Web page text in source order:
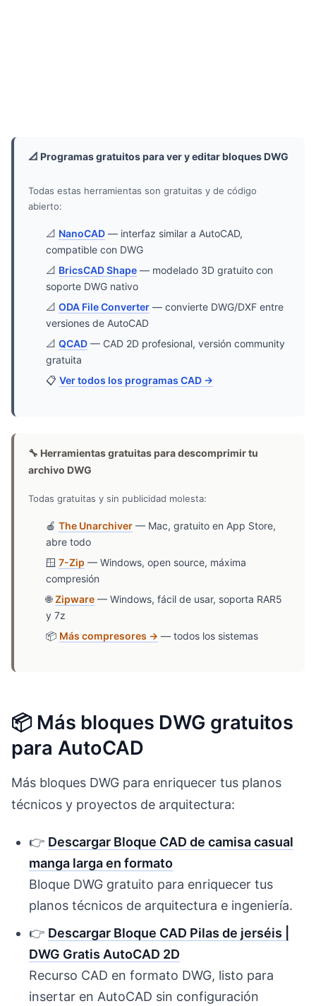
📐 Programas gratuitos para ver y editar bloques DWG
Todas estas herramientas son gratuitas y de código
abierto:
📐 NanoCAD — interfaz similar a AutoCAD,
compatible con DWG
📐 BricsCAD Shape — modelado 3D gratuito con
soporte DWG nativo
📐ODA File Converter — convierte DWG/DXF entre
versiones de AutoCAD
📐QCAD — CAD 2D profesional, versión community
gratuita
📋Ver todos los programas CAD →
🔧 Herramientas gratuitas para descomprimir tu
archivo DWG
Todas gratuitas y sin publicidad molesta:
🍎The Unarchiver — Mac, gratuito en App Store,
abre todo
🪟7-Zip — Windows, open source, máxima
compresión
🌐Zipware — Windows, fácil de usar, soporta RAR5
y 7z
📦 Más compresores → — todos los sistemas
📦 Más bloques DWG gratuitos
para AutoCAD
Más bloques DWG para enriquecer tus planos
técnicos y proyectos de arquitectura:
👉 Descargar Bloque CAD de camisa casual
manga larga en formato
Bloque DWG gratuito para enriquecer tus
planos técnicos de arquitectura e ingeniería.
👉 Descargar Bloque CAD Pilas de jerséis |
DWG Gratis AutoCAD 2D
Recurso CAD en formato DWG, listo para
insertar en AutoCAD sin configuración